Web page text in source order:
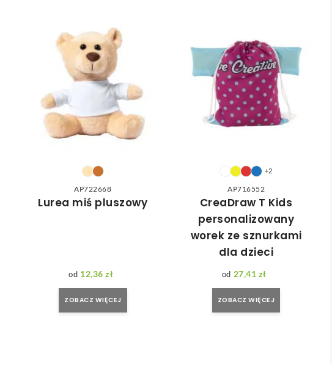
AP722668
Lurea miś pluszowy
12,36zł
ZOBACZ WIĘCEJ
+2
AP716552
CreaDraw T Kids
personalizowany
worek ze sznurkami
dla dzieci
27,41 zł
ZOBACZ WIĘCEJ